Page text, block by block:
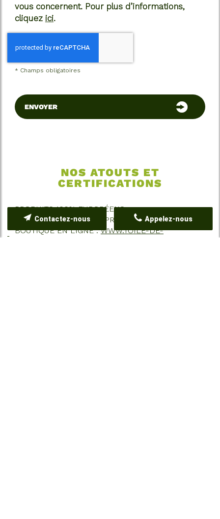
vous concernent. Pour plus d’informations,
cliquez ici.
* Champs obligatoires
NOS ATOUTS ET
CERTIFICATIONS
PRODUITS 100% EUROPÉENS
PRODUITS DE QUALITÉ PROFESSIONNELLE
BOUTIQUE EN LIGNE :WWW.TOILE-DE-
Appelez-nous
Contactez-nous